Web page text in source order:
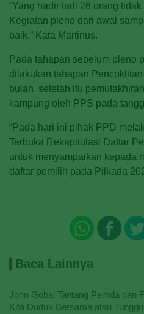
“Yang hadir tadi 26 orang
Kegiatan pleno dari awal
baik,” Kata Martinus.
Pada tahapan sebelum pleno
dilakukan tahapan
bulan, setelah itu
kampung oleh PPS pada
“Pada hari ini pihak PPD
Terbuka Rekapitulasi Daftar
untuk menyampaikan kepada
daftar pemilih pada Pilkada
Baca Lainnya
John Gobai Tantang Pemda dan
Kita Duduk Bersama atau